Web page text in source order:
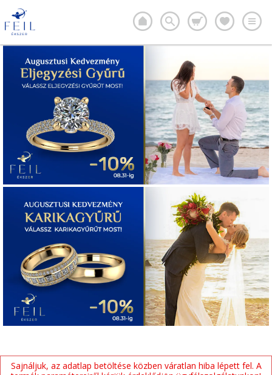
Sajnáljuk, az adatlap betöltése közben váratlan hiba lépett fel. A